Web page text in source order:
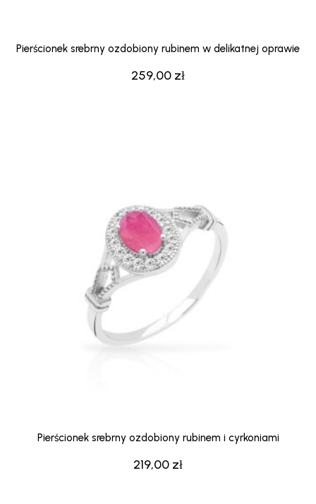
259,00 zł
Pierścionek srebrny ozdobiony rubinem w delikatnej oprawie
219,00 zł
Pierścionek srebrny ozdobiony rubinem i cyrkoniami